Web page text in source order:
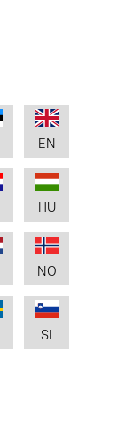
EN
HU
NO
SI